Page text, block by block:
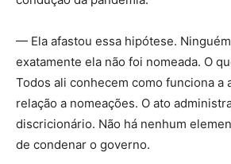
— Ela afastou essa hipótese.
exatamente ela não foi nomeada. O
Todos ali conhecem como funciona a
relação a nomeações. O ato
discricionário. Não há nenhum
de condenar o governo.